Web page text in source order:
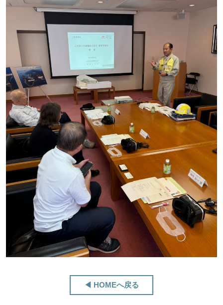
ほくげんこんカフェ
◀ HOMEへ戻る